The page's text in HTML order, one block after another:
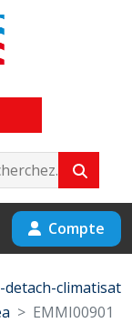
Compte
detach-climatisat
EMMI00901